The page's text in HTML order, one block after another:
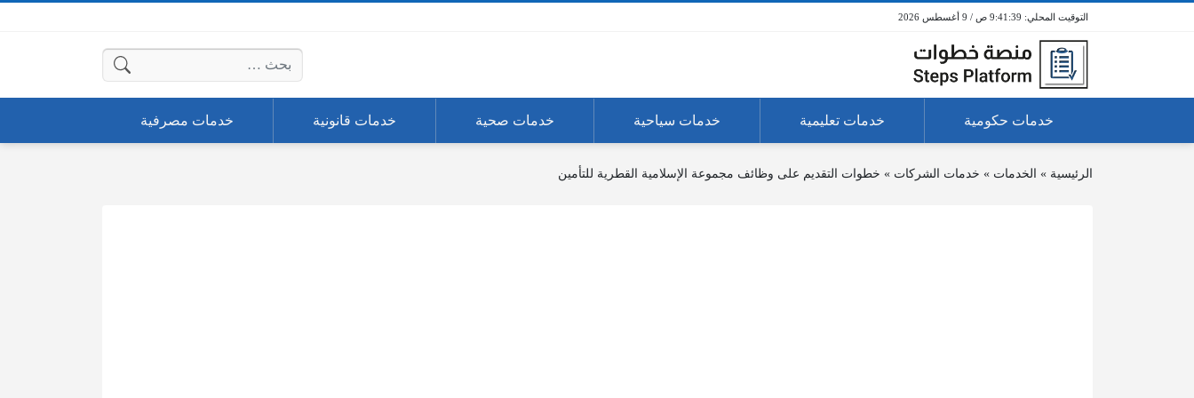
9:41:39 ص / 9 أغسطس 2026
البحث عن:
خدمات حكومية خدمات تعليمية خدمات سياحية خدمات صحية خدمات قانونية خدمات مصرفية
الرئيسية » الخدمات » خدمات الشركات » خطوات التقديم على وظائف مجموعة الإسلامية القطرية للتأمين